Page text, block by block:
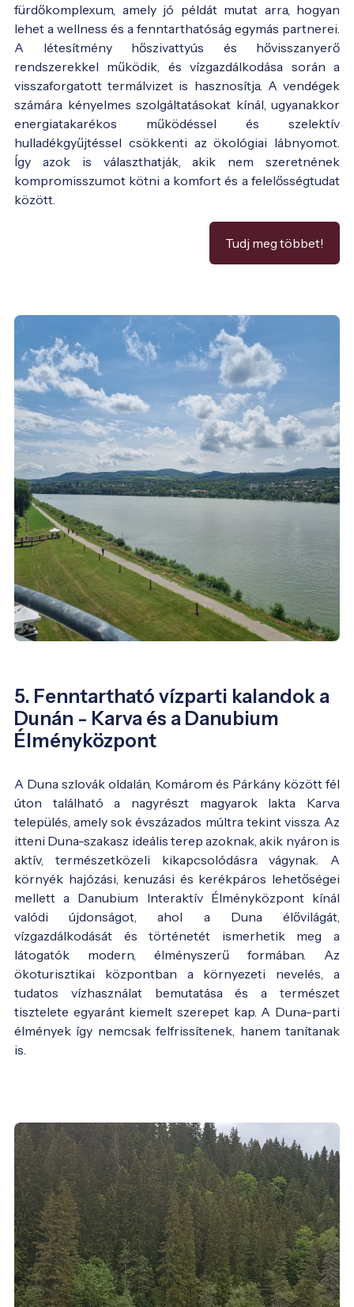
fürdőkomplexum, amely jó példát mutat arra, hogyan
lehet a wellness és a fenntarthatóság egymás partnerei.
A létesítmény hőszivattyús és hővisszanyerő
rendszerekkel működik, és vízgazdálkodása során a
visszaforgatott termálvizet is hasznosítja. A vendégek
számára kényelmes szolgáltatásokat kínál, ugyanakkor
energiatakarékos működéssel és szelektív
hulladékgyűjtéssel csökkenti az ökológiai lábnyomot.
Így azok is választhatják, akik nem szeretnének
kompromisszumot kötni a komfort és a felelősségtudat
között.
Tudj meg többet!
5. Fenntartható vízparti kalandok a
Dunán - Karva és a Danubium
Élményközpont
A Duna szlovák oldalán, Komárom és Párkány között fél
úton található a nagyrészt magyarok lakta Karva
település, amely sok évszázados múltra tekint vissza. Az
itteni Duna-szakasz ideális terep azoknak, akik nyáron is
aktív, természetközeli kikapcsolódásra vágynak. A
környék hajózási, kenuzási és kerékpáros lehetőségei
mellett a Danubium Interaktív Élményközpont kínál
valódi újdonságot, ahol a Duna élővilágát,
vízgazdálkodását és történetét ismerhetik meg a
látogatók modern, élményszerű formában. Az
ökoturisztikai központban a környezeti nevelés, a
tudatos vízhasználat bemutatása és a természet
tisztelete egyaránt kiemelt szerepet kap. A Duna-parti
élmények így nemcsak felfrissítenek, hanem tanítanak
is.